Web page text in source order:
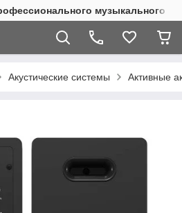
музыкального
Акустические системы Активные